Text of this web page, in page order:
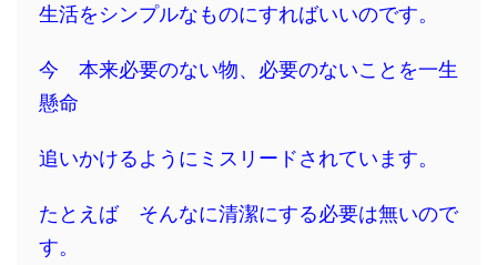
生活をシンプルなものにすればいいのです。
今 本来必要のない物、必要のないことを一生
懸命
追いかけるようにミスリードされています。
たとえば そんなに清潔にする必要は無いので
す。